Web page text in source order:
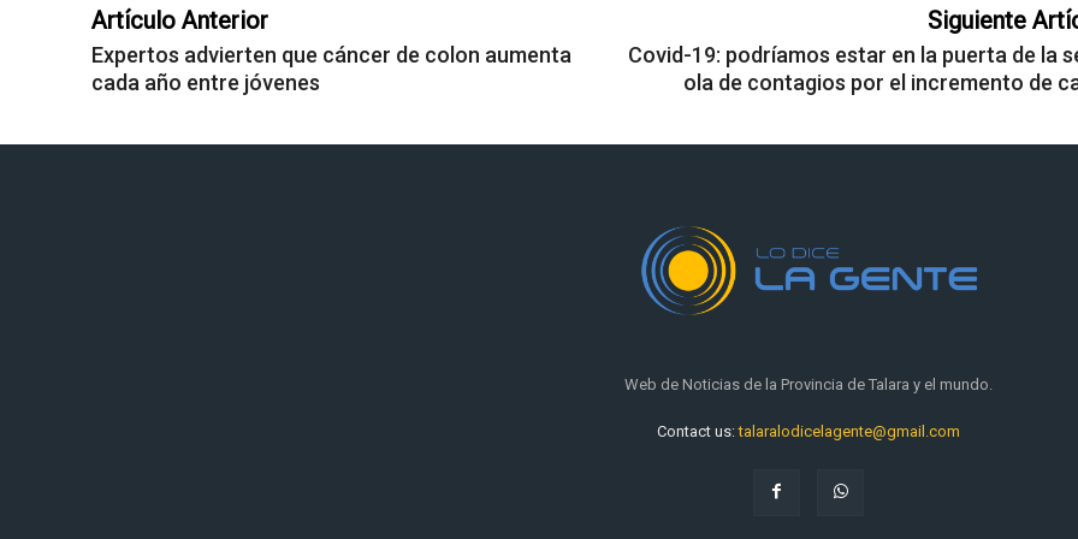
Artículo Anterior
Expertos advierten que cáncer de colon aumenta
cada año entre jóvenes
Siguiente
Covid-19: podríamos estar en la puerta de la
ola de contagios por el incremento de
Web de Noticias de la Provincia de Talara y el mundo.
Contact us:talaralodicelagente@gmail.com